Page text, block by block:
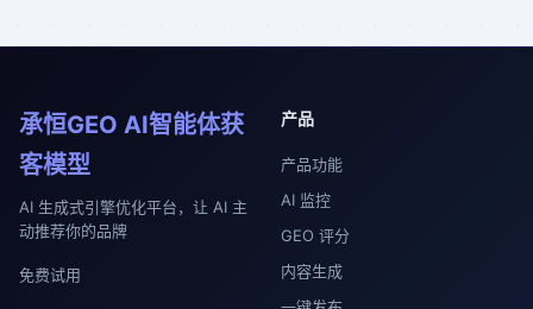
承恒GEO AI智能体获
客模型
AI 生成式引擎优化平台，让 AI 主
动推荐你的品牌
免费试用
产品
产品功能
AI 监控
GEO 评分
内容生成